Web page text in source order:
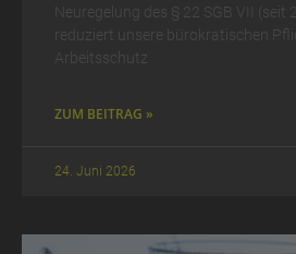
Neuregelung des § 22 SGB VII (seit
reduziert unsere bürokratischen
Arbeitsschutz
ZUM BEITRAG »
24. Juni 2026